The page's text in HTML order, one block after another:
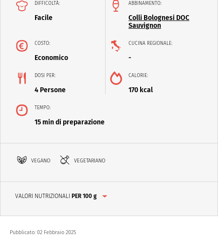
DIFFICOLTÀ:
Facile
ABBINAMENTO:
Colli Bolognesi DOC
Sauvignon
COSTO:
Economico
CUCINA REGIONALE:
-
DOSI PER:
4 Persone
CALORIE:
170 kcal
TEMPO:
15 min di preparazione
VEGANO VEGETARIANO
VALORI NUTRIZIONALI PER 100 g
Pubblicato: 02 Febbraio 2025